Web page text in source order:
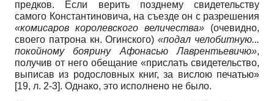
предков. Если верить позднему свидетельству
самого Константиновича, на съезде он с разрешения
«комисаров королевского величества» (очевидно,
своего патрона кн. Огинского)«подал челобитную...
покойному боярину Афонасью Лаврентьевичю»,
получив от него обещание «прислать свидетельство,
выписав из родословных книг, за вислою печатью»
[19, л. 2-3]. Однако, это исполнено не было.